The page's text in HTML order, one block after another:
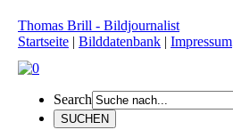
Thomas Brill - Bildjournalist
Startseite | Bilddatenbank | Impressum
Search